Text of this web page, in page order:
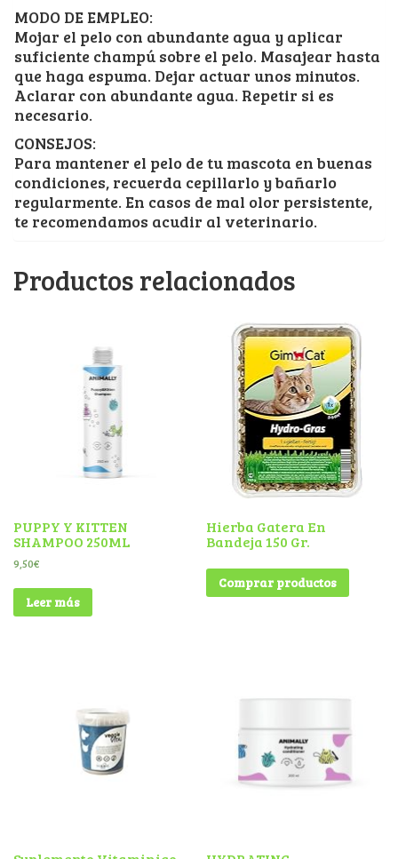
MODO DE EMPLEO:
Mojar el pelo con abundante agua y aplicar
suficiente champú sobre el pelo. Masajear hasta
que haga espuma. Dejar actuar unos minutos.
Aclarar con abundante agua. Repetir si es
necesario.
CONSEJOS:
Para mantener el pelo de tu mascota en buenas
condiciones, recuerda cepillarlo y bañarlo
regularmente. En casos de mal olor persistente,
te recomendamos acudir al veterinario.
Productos relacionados
PUPPY Y KITTEN
SHAMPOO 250ML
9,50€
Leer más
Hierba Gatera En
Bandeja 150 Gr.
Comprar productos